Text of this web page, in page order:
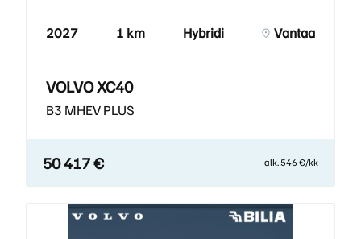
2027 1 km Hybridi Vantaa
VOLVO XC40
B3 MHEV PLUS
50 417 € alk. 546 €/kk